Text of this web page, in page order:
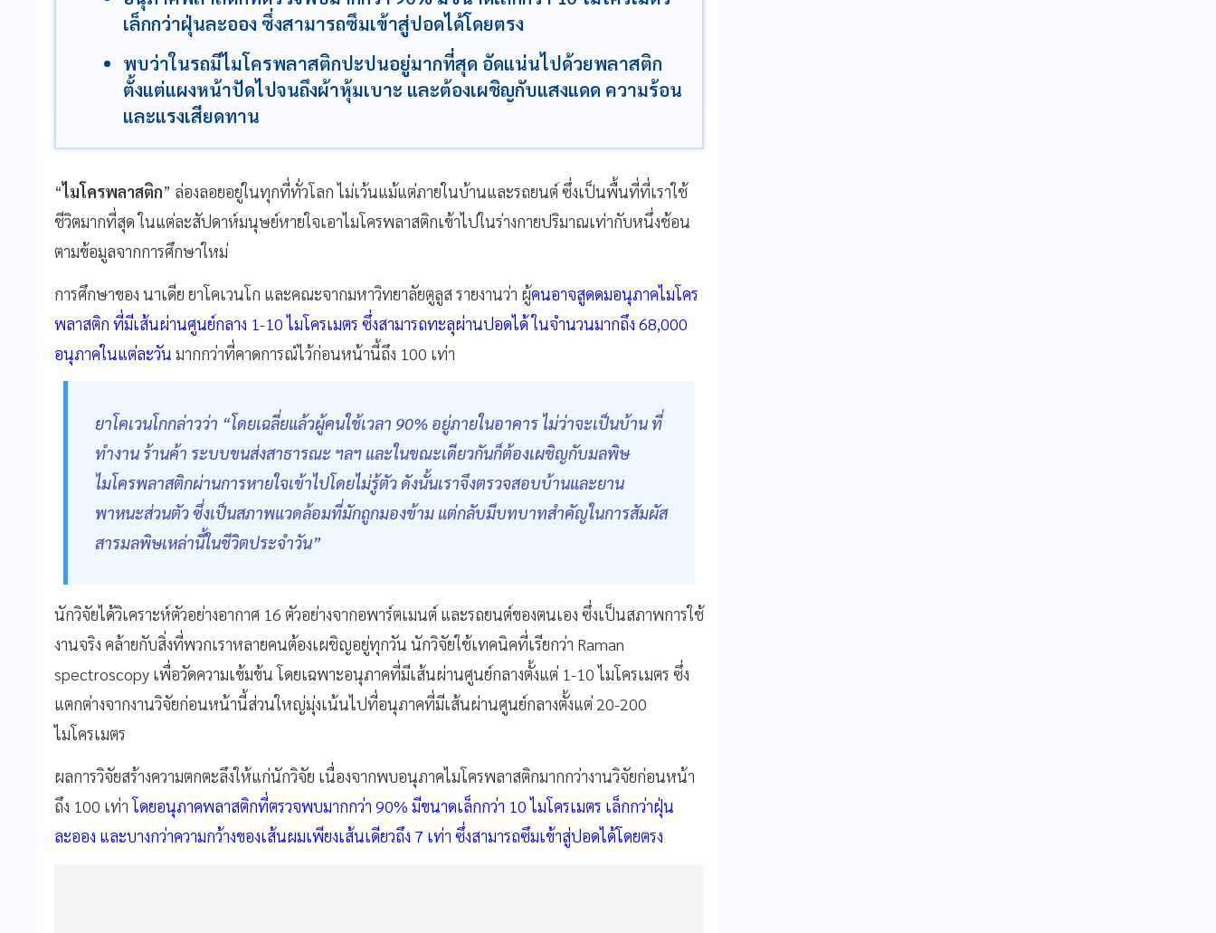
เล็กกว่าฝุ่นละออง ซึ่งสามารถซึมเข้าสู่ปอดได้โดยตรง
พบว่าในรถมีไมโครพลาสติกปะปนอยู่มากที่สุด อัดแน่นไปด้วยพลาสติก
ตั้งแต่แผงหน้าปัดไปจนถึงผ้าหุ้มเบาะ และต้องเผชิญกับแสงแดด ความร้อน
และแรงเสียดทาน
“ไมโครพลาสติก” ล่องลอยอยู่ในทุกที่ทั่วโลก ไม่เว้นแม้แต่ภายในบ้านและรถยนต์ ซึ่งเป็นพื้นที่ที่เราใช้
ชีวิตมากที่สุด ในแต่ละสัปดาห์มนุษย์หายใจเอาไมโครพลาสติกเข้าไปในร่างกายปริมาณเท่ากับหนึ่งช้อน
ตามข้อมูลจากการศึกษาใหม่
การศึกษาของ นาเดีย ยาโคเวนโก และคณะจากมหาวิทยาลัยตูลูส รายงานว่า ผู้คนอาจสูดดมอนุภาคไมโคร
พลาสติก ที่มีเส้นผ่านศูนย์กลาง 1-10 ไมโครเมตร ซึ่งสามารถทะลุผ่านปอดได้ ในจำนวนมากถึง 68,000
อนุภาคในแต่ละวัน มากกว่าที่คาดการณ์ไว้ก่อนหน้านี้ถึง 100 เท่า
ยาโคเวนโกกล่าวว่า “โดยเฉลี่ยแล้วผู้คนใช้เวลา 90% อยู่ภายในอาคาร ไม่ว่าจะเป็นบ้าน ที่
ทำงาน ร้านค้า ระบบขนส่งสาธารณะ ฯลฯ และในขณะเดียวกันก็ต้องเผชิญกับมลพิษ
ไมโครพลาสติกผ่านการหายใจเข้าไปโดยไม่รู้ตัว ดังนั้นเราจึงตรวจสอบบ้านและยาน
พาหนะส่วนตัว ซึ่งเป็นสภาพแวดล้อมที่มักถูกมองข้าม แต่กลับมีบทบาทสำคัญในการสัมผัส
สารมลพิษเหล่านี้ในชีวิตประจำวัน”
นักวิจัยได้วิเคราะห์ตัวอย่างอากาศ 16 ตัวอย่างจากอพาร์ตเมนต์ และรถยนต์ของตนเอง ซึ่งเป็นสภาพการใช้
งานจริง คล้ายกับสิ่งที่พวกเราหลายคนต้องเผชิญอยู่ทุกวัน นักวิจัยใช้เทคนิคที่เรียกว่า Raman
spectroscopy เพื่อวัดความเข้มข้น โดยเฉพาะอนุภาคที่มีเส้นผ่านศูนย์กลางตั้งแต่ 1-10 ไมโครเมตร ซึ่ง
แตกต่างจากงานวิจัยก่อนหน้านี้ส่วนใหญ่มุ่งเน้นไปที่อนุภาคที่มีเส้นผ่านศูนย์กลางตั้งแต่ 20-200
ไมโครเมตร
ผลการวิจัยสร้างความตกตะลึงให้แก่นักวิจัย เนื่องจากพบอนุภาคไมโครพลาสติกมากกว่างานวิจัยก่อนหน้า
ถึง 100 เท่าโดยอนุภาคพลาสติกที่ตรวจพบมากกว่า 90% มีขนาดเล็กกว่า 10 ไมโครเมตร เล็กกว่าฝุ่น
ละออง และบางกว่าความกว้างของเส้นผมเพียงเส้นเดียวถึง 7 เท่า ซึ่งสามารถซึมเข้าสู่ปอดได้โดยตรง